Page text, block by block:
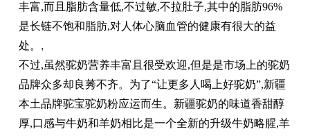
丰富,而且脂肪含量低,不过敏,不拉肚子,其中的脂肪96%
是长链不饱和脂肪,对人体心脑血管的健康有很大的益
处。 ,
不过,虽然驼奶营养丰富且很受欢迎,但是是市场上的驼奶
品牌众多却良莠不齐。为了“让更多人喝上好驼奶”,新疆
本土品牌驼宝驼奶粉应运而生。新疆驼奶的味道香甜醇
厚,口感与牛奶和羊奶相比是一个全新的升级牛奶略腥,羊